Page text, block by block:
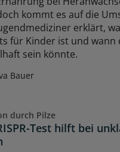
kommt es auf die
erklärt,
für Kinder ist und wann
sein könnte.
Bauer
durch Pilze
Test hilft bei